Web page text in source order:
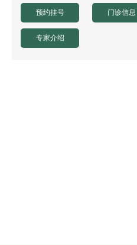
预约挂号 门诊信息
专家介绍